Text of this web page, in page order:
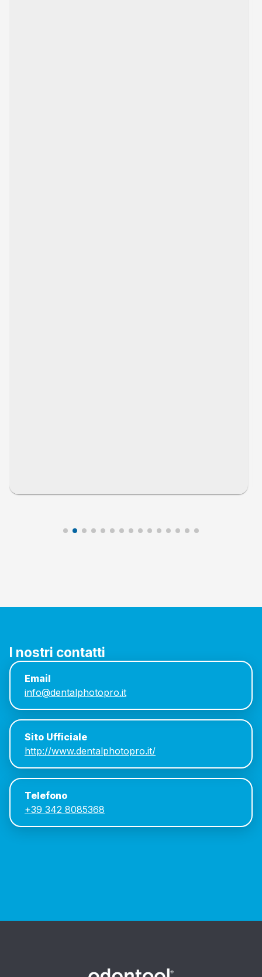
I nostri contatti
Email
info@dentalphotopro.it
Sito Ufficiale
http://www.dentalphotopro.it/
Telefono
+39 342 8085368